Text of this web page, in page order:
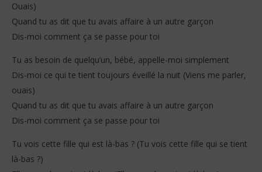
Ouais)
Quand tu as dit que tu avais affaire à un autre garçon
Dis-moi comment ça se passe pour toi
Tu as besoin de quelqu’un, bébé, appelle-moi simplement
Dis-moi ce qui te tient toujours éveillé la nuit (Viens me parler,
ouais)
Quand tu as dit que tu avais affaire à un autre garçon
Dis-moi comment ça se passe pour toi
Tu vois cette fille qui est là-bas ? (Tu vois cette fille qui se tient
là-bas ?)